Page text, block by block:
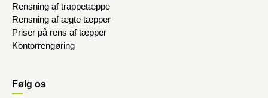
Rensning af trappetæppe
Rensning af ægte tæpper
Priser på rens af tæpper
Kontorrengøring
Følg os